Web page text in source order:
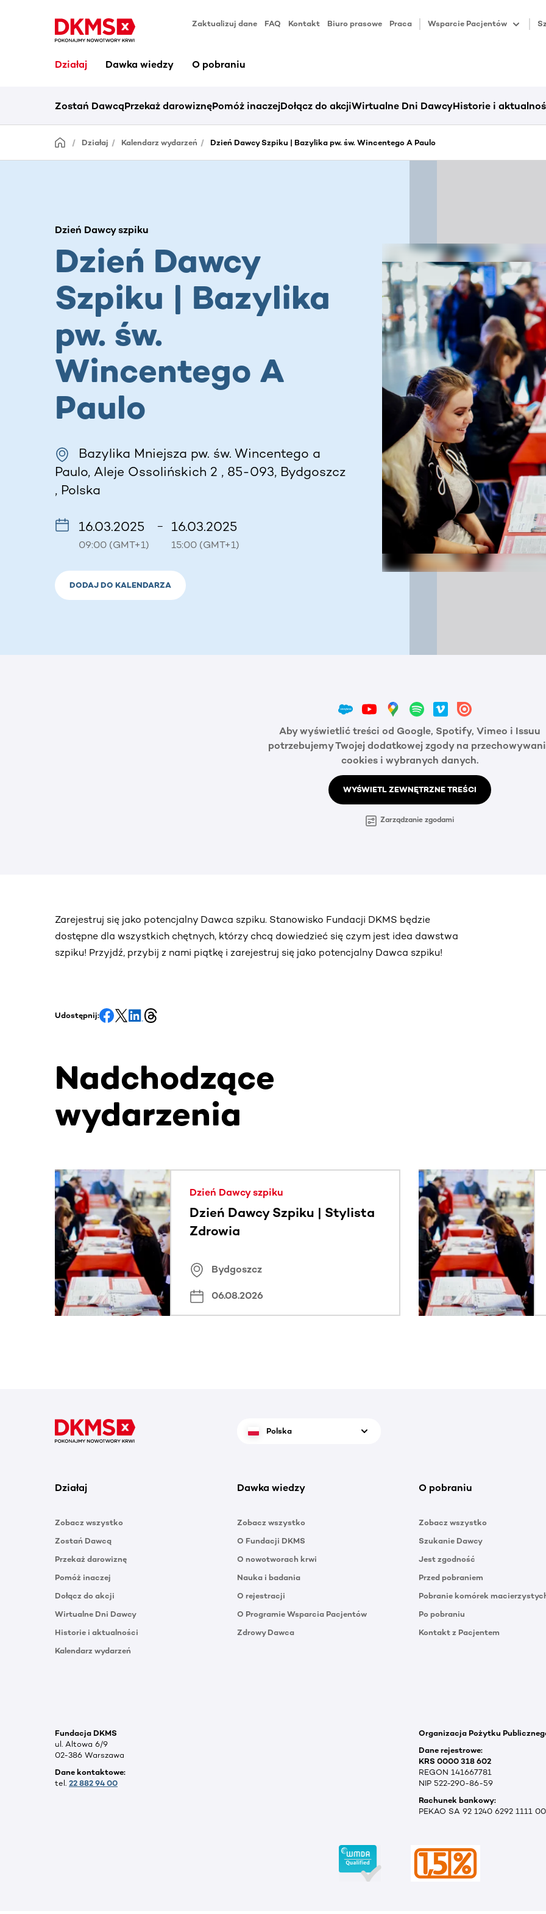
Zaktualizuj dane FAQ Kontakt Biuro prasowe Praca Wsparcie Pacjentów
Działaj Dawka wiedzy O pobraniu
Zostań DawcąPrzekaż darowiznęPomóż inaczejDołącz do akcjiWirtualne Dni DawcyHistorie i
Działaj Kalendarz wydarzeń Dzień Dawcy Szpiku | Bazylika pw. św. Wincentego A Paulo
Dzień Dawcy szpiku
Dzień Dawcy
Szpiku | Bazylika
pw. św.
Wincentego A
Paulo
Bazylika Mniejsza pw. św. Wincentego a
Paulo, Aleje Ossolińskich 2 , 85-093, Bydgoszcz
, Polska
16.03.2025
09:00 (GMT+1)
– 16.03.2025
15:00 (GMT+1)
DODAJ DO KALENDARZA
Aby wyświetlić treści od Google, Spotify, Vimeo i Issuu
potrzebujemy Twojej dodatkowej zgody na
cookies i wybranych danych.
WYŚWIETL ZEWNĘTRZNE TREŚCI
Zarządzanie zgodami
Zarejestruj się jako potencjalny Dawca szpiku. Stanowisko Fundacji DKMS będzie
dostępne dla wszystkich chętnych, którzy chcą dowiedzieć się czym jest idea dawstwa
szpiku! Przyjdź, przybij z nami piątkę i zarejestruj się jako potencjalny Dawca szpiku!
Udostępnij:
Nadchodzące
wydarzenia
Ta sekcja zawiera treści przewijane w poziomie. Użyj klawisza Tab lub przesuń palcem, aby zobaczyć
Dzień Dawcy szpiku
Dzień Dawcy Szpiku | Stylista
Zdrowia
Bydgoszcz
06.08.2026
Polska
Działaj
Zobacz wszystko
Zostań Dawcą
Przekaż darowiznę
Pomóż inaczej
Dołącz do akcji
Wirtualne Dni Dawcy
Historie i aktualności
Kalendarz wydarzeń
Dawka wiedzy
Zobacz wszystko
O Fundacji DKMS
O nowotworach krwi
Nauka i badania
O rejestracji
O Programie Wsparcia Pacjentów
Zdrowy Dawca
O pobraniu
Zobacz wszystko
Szukanie Dawcy
Jest zgodność
Przed pobraniem
Pobranie komórek
Po pobraniu
Kontakt z Pacjentem
Fundacja DKMS
ul. Altowa 6/9
02-386 Warszawa
Dane kontaktowe:
tel. 22 882 94 00
Organizacja Pożytku
Dane rejestrowe:
KRS 0000 318 602
REGON 141667781
NIP 522-290-86-59
Rachunek bankowy:
PEKAO SA 92 1240 6292 1111